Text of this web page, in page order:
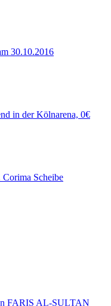
30.10.2016
in der Kölnarena, 0€
Scheibe
FARIS AL-SULTAN